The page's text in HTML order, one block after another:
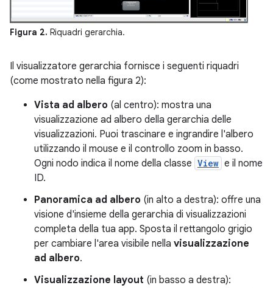
Figura 2. Riquadri gerarchia.
Il visualizzatore gerarchia fornisce i seguenti riquadri
(come mostrato nella figura 2):
Vista ad albero (al centro): mostra una
visualizzazione ad albero della gerarchia delle
visualizzazioni. Puoi trascinare e ingrandire l'albero
utilizzando il mouse e il controllo zoom in basso.
Ogni nodo indica il nome della classe View e il nome
ID.
Panoramica ad albero (in alto a destra): offre una
visione d'insieme della gerarchia di visualizzazioni
completa della tua app. Sposta il rettangolo grigio
per cambiare l'area visibile nella visualizzazione
ad albero.
Visualizzazione layout (in basso a destra):